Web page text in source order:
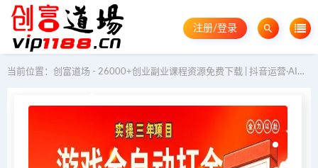
注册/登录
当前位置： 创富道场 - 26000+创业副业课程资源免费下载 | 抖音运营·AI教程·GEO优化